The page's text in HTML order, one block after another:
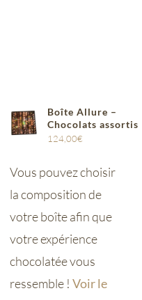
Boîte Allure –
Chocolats assortis
124,00€
Vous pouvez choisir
la composition de
votre boîte afin que
votre expérience
chocolatée vous
ressemble !Voir le